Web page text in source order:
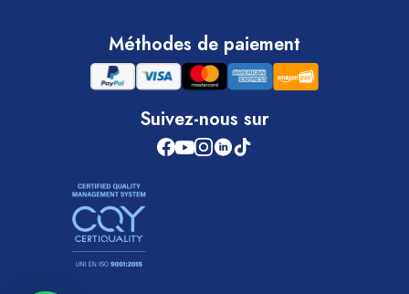
Méthodes de paiement
Suivez-nous sur